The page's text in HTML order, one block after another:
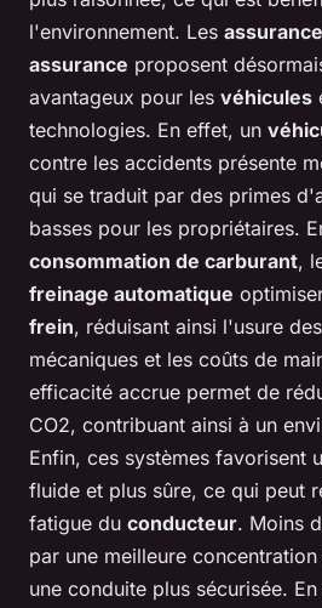
l'environnement. Les
assurance proposent
avantageux pour les véhicules
technologies. En effet, un
contre les accidents présente
qui se traduit par des primes
basses pour les propriétaires.
consommation de carburant,
freinage automatique
frein, réduisant ainsi l'usure
mécaniques et les coûts de
efficacité accrue permet de
CO2, contribuant ainsi à un
Enfin, ces systèmes favorisent
fluide et plus sûre, ce qui peut
fatigue du conducteur. Moins
par une meilleure
une conduite plus sécurisée.